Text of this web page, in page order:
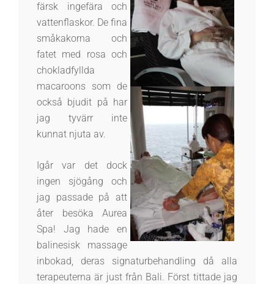
färsk ingefära och
vattenflaskor. De fina
småkakorna och
fatet med rosa och
chokladfyllda
macaroons som de
också bjudit på har
jag tyvärr inte
kunnat njuta av.
Igår var det dock
ingen sjögång och
jag passade på att
åter besöka Aurea
Spa! Jag hade en
balinesisk massage
inbokad, deras signaturbehandling då alla
terapeuterna är just från Bali. Först tittade jag